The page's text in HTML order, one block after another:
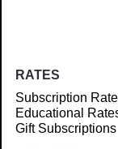
RATES
Subscription
Educational
Gift Subscriptions